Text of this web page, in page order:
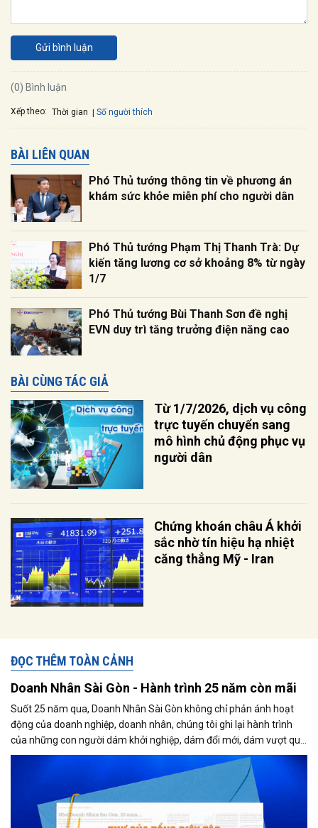
Gửi bình luận
(0) Bình luận
Xếp theo: Thời gian Số người thích
BÀI LIÊN QUAN
Phó Thủ tướng thông tin về phương án
khám sức khỏe miễn phí cho người dân
Phó Thủ tướng Phạm Thị Thanh Trà: Dự
kiến tăng lương cơ sở khoảng 8% từ ngày
1/7
Phó Thủ tướng Bùi Thanh Sơn đề nghị
EVN duy trì tăng trưởng điện năng cao
BÀI CÙNG TÁC GIẢ
Từ 1/7/2026, dịch vụ công
trực tuyến chuyển sang
mô hình chủ động phục vụ
người dân
Chứng khoán châu Á khởi
sắc nhờ tín hiệu hạ nhiệt
căng thẳng Mỹ - Iran
ĐỌC THÊM TOÀN CẢNH
Doanh Nhân Sài Gòn - Hành trình 25 năm còn mãi
Suốt 25 năm qua, Doanh Nhân Sài Gòn không chỉ phản ánh hoạt
động của doanh nghiệp, doanh nhân, chúng tôi ghi lại hành trình
của những con người dám khởi nghiệp, dám đổi mới, dám vượt qua
thất bại để tạo dựng giá trị cho xã hội...